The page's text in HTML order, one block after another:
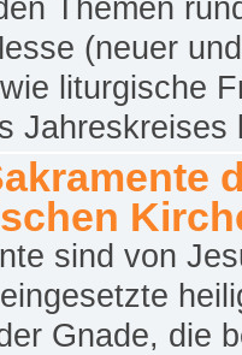
Themen
(neuer
liturgische
Jahreskreises
sind von
Gnade, die